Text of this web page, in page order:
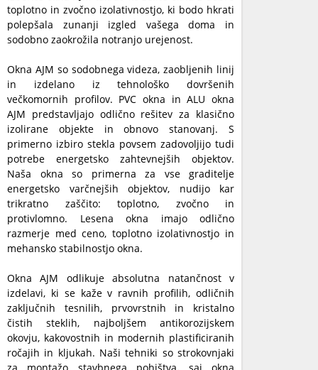
toplotno in zvočno izolativnostjo, ki bodo hkrati
polepšala zunanji izgled vašega doma in
sodobno zaokrožila notranjo urejenost.
Okna AJM so sodobnega videza, zaobljenih linij
in izdelano iz tehnološko dovršenih
večkomornih profilov. PVC okna in ALU okna
AJM predstavljajo odlično rešitev za klasično
izolirane objekte in obnovo stanovanj. S
primerno izbiro stekla povsem zadovoljijo tudi
potrebe energetsko zahtevnejših objektov.
Naša okna so primerna za vse graditelje
energetsko varčnejših objektov, nudijo kar
trikratno zaščito: toplotno, zvočno in
protivlomno. Lesena okna imajo odlično
razmerje med ceno, toplotno izolativnostjo in
mehansko stabilnostjo okna.
Okna AJM odlikuje absolutna natančnost v
izdelavi, ki se kaže v ravnih profilih, odličnih
zaključnih tesnilih, prvovrstnih in kristalno
čistih steklih, najboljšem antikorozijskem
okovju, kakovostnih in modernih plastificiranih
ročajih in kljukah. Naši tehniki so strokovnjaki